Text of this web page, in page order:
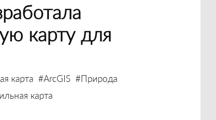
карту для
карта #ArcGIS #Природа
карта